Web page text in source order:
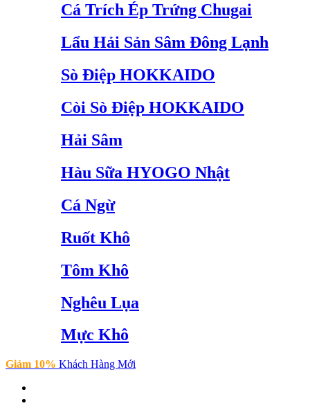
Cá Trích Ép Trứng Chugai
Lẩu Hải Sản Sâm Đông Lạnh
Sò Điệp HOKKAIDO
Còi Sò Điệp HOKKAIDO
Hải Sâm
Hàu Sữa HYOGO Nhật
Cá Ngừ
Ruốt Khô
Tôm Khô
Nghêu Lụa
Mực Khô
Giảm 10% Khách Hàng Mới